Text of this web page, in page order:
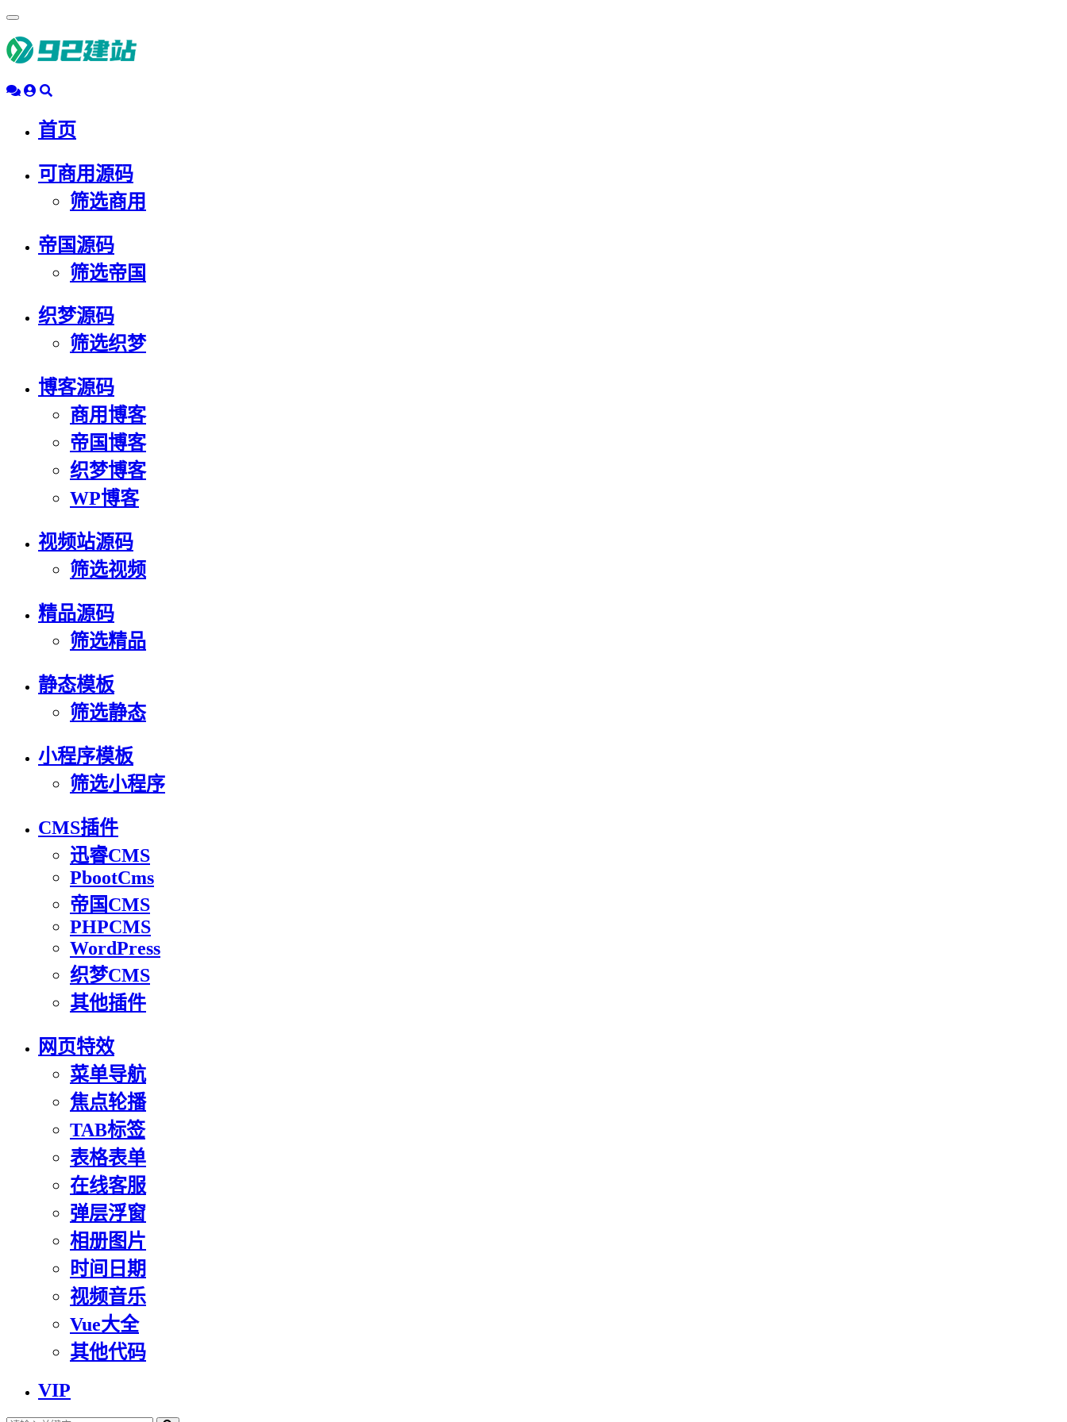
动
导
首页
可商用源码
筛选商用
帝国源码
筛选帝国
织梦源码
筛选织梦
博客源码
商用博客
帝国博客
织梦博客
WP博客
视频站源码
筛选视频
精品源码
筛选精品
静态模板
筛选静态
小程序模板
筛选小程序
CMS插件
迅睿CMS
PbootCms
帝国CMS
PHPCMS
WordPress
织梦CMS
其他插件
网页特效
菜单导航
焦点轮播
TAB标签
表格表单
在线客服
弹层浮窗
相册图片
时间日期
视频音乐
Vue大全
其他代码
VIP